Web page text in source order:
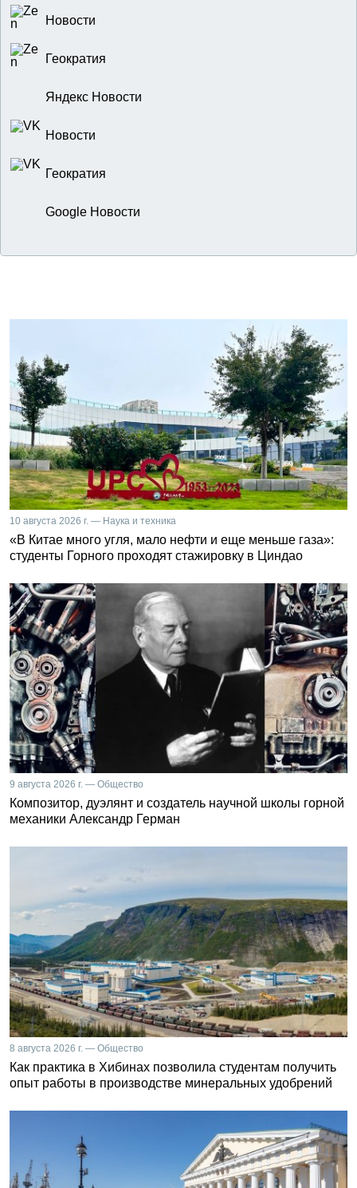
Новости
Геократия
Яндекс Новости
Новости
Геократия
Google Новости
10 августа 2026 г. — Наука и техника
«В Китае много угля, мало нефти и еще меньше газа»:
студенты Горного проходят стажировку в Циндао
9 августа 2026 г. — Общество
Композитор, дуэлянт и создатель научной школы горной
механики Александр Герман
8 августа 2026 г. — Общество
Как практика в Хибинах позволила студентам получить
опыт работы в производстве минеральных удобрений